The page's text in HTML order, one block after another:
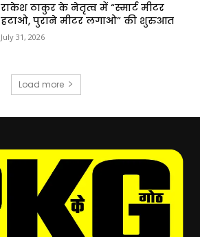
राकेश ठाकुर के नेतृत्व में “स्मार्ट मीटर
हटाओ, पुराने मीटर लगाओ” की शुरुआत
July 31, 2026
Load more